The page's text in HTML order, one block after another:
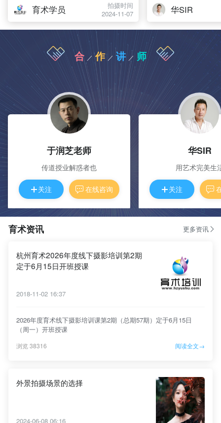
育术学员
拍摄时间
2024-11-07
华SIR
合 ／ 作 ／ 讲 ／ 师
于润芝老师
传道授业解惑者也
关注 在线咨询
华SIR
用艺术完美生
关注
育术资讯 更多资讯
杭州育术2026年度线下摄影培训第2期
定于6月15日开班授课
2018-11-02 16:37
2026年度育术线下摄影培训课第2期（总期57期）定于6月15日
（周一）开班授课
浏览 38316 阅读全文→
外景拍摄场景的选择
2024-06-08 06:16